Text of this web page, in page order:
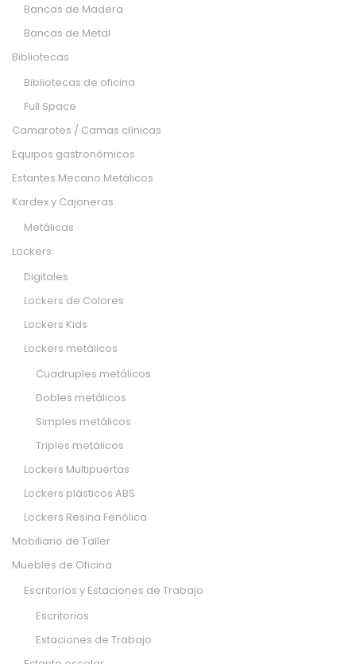
Bancas de Madera
Bancas de Metal
Bibliotecas
Bibliotecas de oficina
Full Space
Camarotes / Camas clínicas
Equipos gastronómicos
Estantes Mecano Metálicos
Kardex y Cajoneras
Metálicas
Lockers
Digitales
Lockers de Colores
Lockers Kids
Lockers metálicos
Cuadruples metálicos
Dobles metálicos
Simples metálicos
Triples metálicos
Lockers Multipuertas
Lockers plásticos ABS
Lockers Resina Fenólica
Mobiliario de Taller
Muebles de Oficina
Escritorios y Estaciones de Trabajo
Escritorios
Estaciones de Trabajo